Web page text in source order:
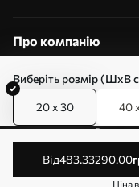
Виберіть розмір (ШхВ
20 x 30 40
від483.33290.00
Ціна
Про компанію
© 2011-2026 Art-
ТОВ